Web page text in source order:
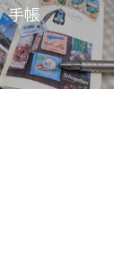
手帳